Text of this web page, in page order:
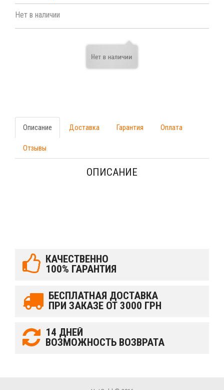
Нет в наличии
Описание Доставка Гарантия Оплата
Отзывы
ОПИСАНИЕ
КАЧЕСТВЕННО
100% ГАРАНТИЯ
БЕСПЛАТНАЯ ДОСТАВКА
ПРИ ЗАКАЗЕ ОТ 3000 ГРН
14 ДНЕЙ
ВОЗМОЖНОСТЬ ВОЗВРАТА